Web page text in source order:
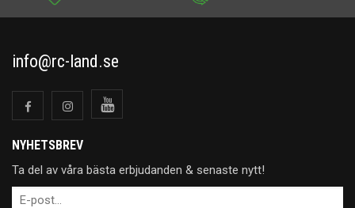
info@rc-land.se
NYHETSBREV
Ta del av våra bästa erbjudanden & senaste nytt!